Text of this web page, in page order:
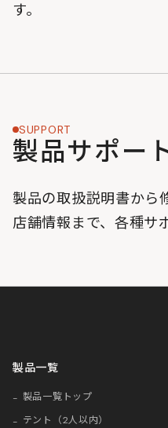
す。
SUPPORT
製品サポー
製品の取扱説明書から
店舗情報まで、各種サ
製品一覧
製品一覧トップ
テント（2人以内）